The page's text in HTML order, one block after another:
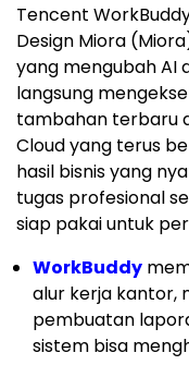
Tencent
Design Miora
yang mengubah AI
langsung
tambahan terbaru
Cloud yang terus
hasil bisnis yang
tugas profesional
siap pakai untuk
WorkBuddy
alur kerja kantor,
pembuatan
sistem bisa